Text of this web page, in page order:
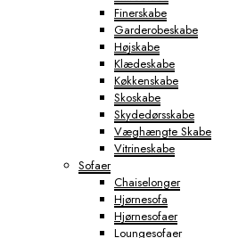
Finerskabe
Garderobeskabe
Højskabe
Klædeskabe
Køkkenskabe
Skoskabe
Skydedørsskabe
Væghængte Skabe
Vitrineskabe
Sofaer
Chaiselonger
Hjørnesofa
Hjørnesofaer
Loungesofaer